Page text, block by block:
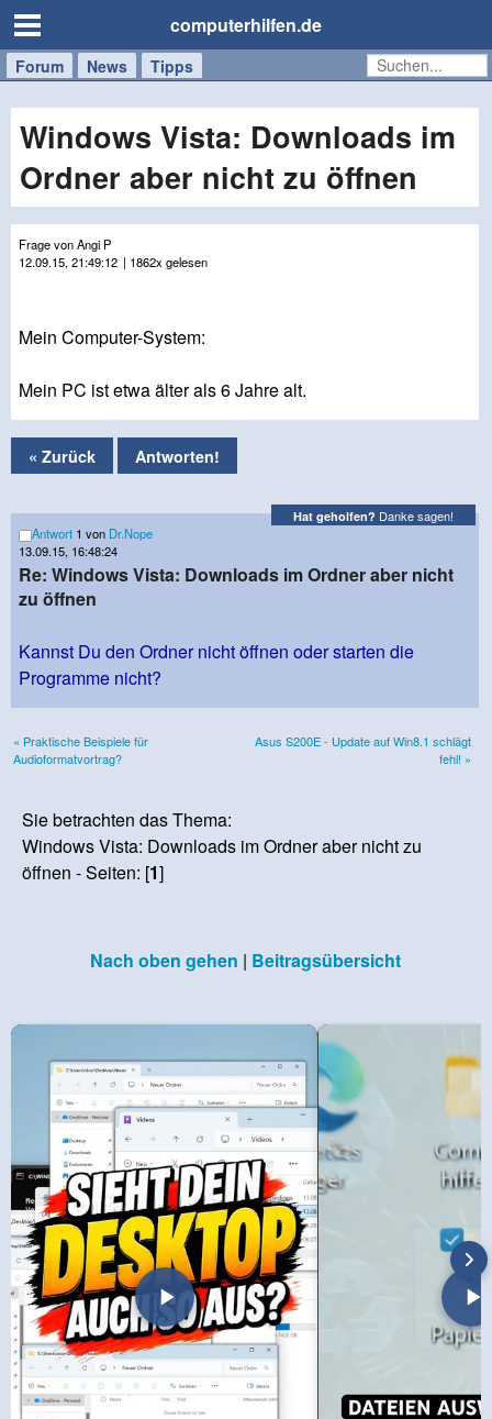
computerhilfen.de
Forum News Tipps
Handy
Tablet
Windows
Mac
Windows Vista: Downloads im
Ordner aber nicht zu öffnen
Frage von Angi P
12.09.15, 21:49:12 | 1862x gelesen
Mein Computer-System:
Mein PC ist etwa älter als 6 Jahre alt.
« Zurück Antworten!
Hat geholfen? Danke sagen!
Antwort 1 von Dr.Nope
13.09.15, 16:48:24
Re: Windows Vista: Downloads im Ordner aber nicht
zu öffnen
Kannst Du den Ordner nicht öffnen oder starten die
Programme nicht?
« Praktische Beispiele für
Audioformatvortrag?
Asus S200E - Update auf Win8.1 schlägt
fehl! »
Sie betrachten das Thema:
Windows Vista: Downloads im Ordner aber nicht zu
öffnen - Seiten: [1]
Nach oben gehen | Beitragsübersicht